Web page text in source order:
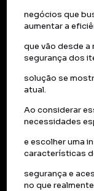
negócios que
aumentar a
que vão desde a
segurança dos
solução se
atual.
Ao considerar
necessidades
e escolher uma
características
segurança e
no que